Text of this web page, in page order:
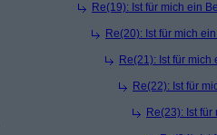
Re(19): Ist für mich ein
Re(20): Ist für mich
Re(21): Ist für
Re(22): Ist für
Re(23): Ist